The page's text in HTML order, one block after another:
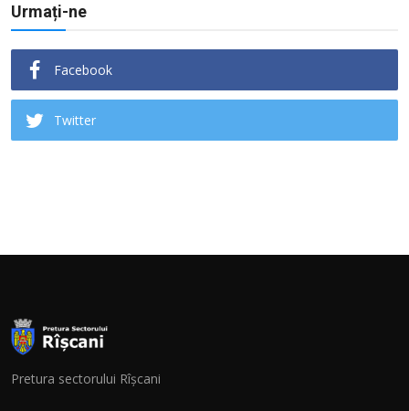
Urmați-ne
Facebook
Twitter
Pretura sectorului Rîșcani